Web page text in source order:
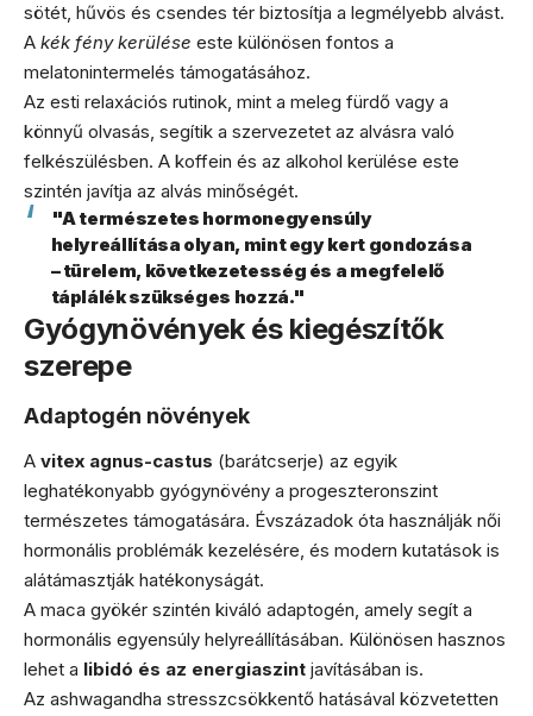
sötét, hűvös és csendes tér biztosítja a legmélyebb alvást.
A kék fény kerülése este különösen fontos a
melatonintermelés támogatásához.
Az esti relaxációs rutinok, mint a meleg fürdő vagy a
könnyű olvasás, segítik a szervezetet az alvásra való
felkészülésben. A koffein és az alkohol kerülése este
szintén javítja az alvás minőségét.
"A természetes hormonegyensúly
helyreállítása olyan, mint egy kert gondozása
– türelem, következetesség és a megfelelő
táplálék szükséges hozzá."
Gyógynövények és kiegészítők
szerepe
Adaptogén növények
A vitex agnus-castus (barátcserje) az egyik
leghatékonyabb gyógynövény a progeszteronszint
természetes támogatására. Évszázadok óta használják női
hormonális problémák kezelésére, és modern kutatások is
alátámasztják hatékonyságát.
A maca gyökér szintén kiváló adaptogén, amely segít a
hormonális egyensúly helyreállításában. Különösen hasznos
lehet a libidó és az energiaszint javításában is.
Az ashwagandha stresszcsökkentő hatásával közvetetten